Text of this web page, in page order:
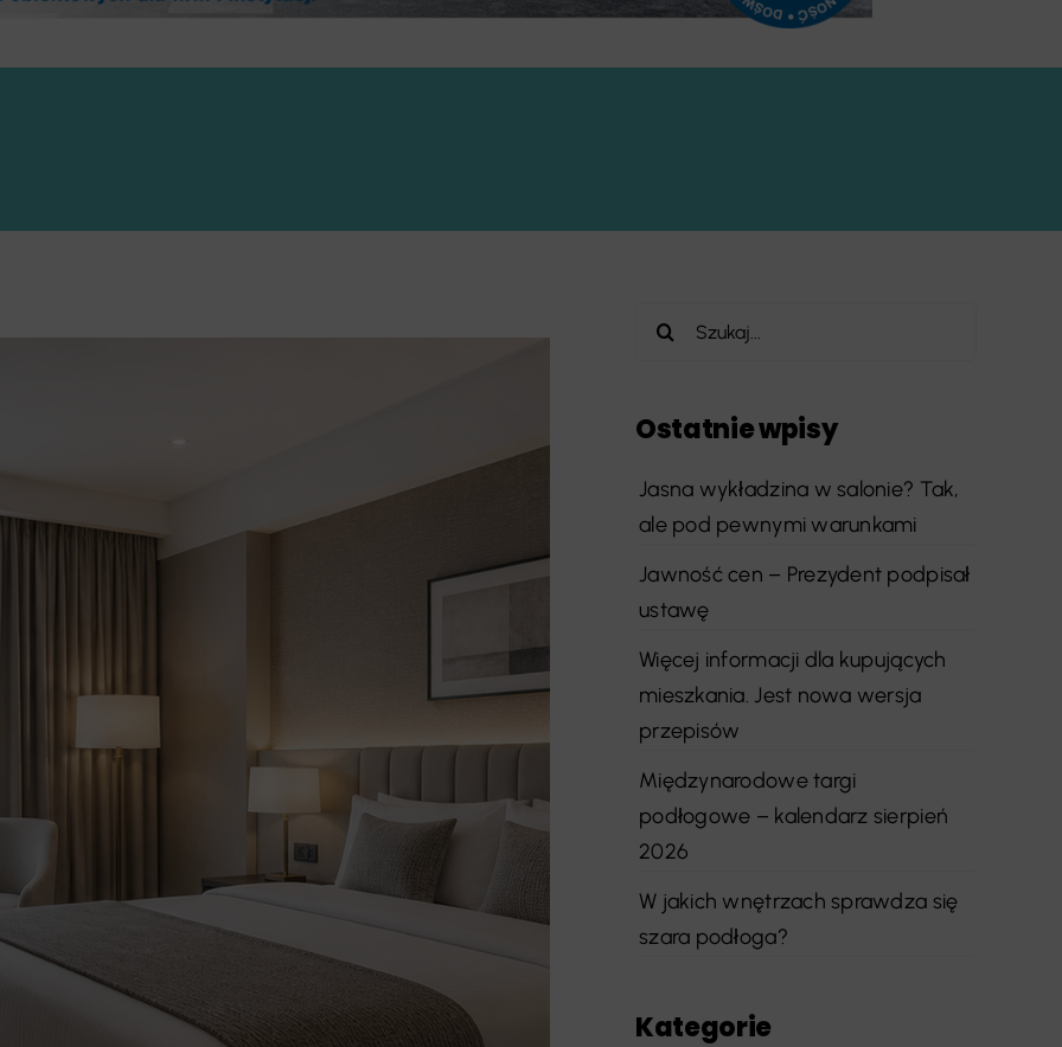
Szukaj
Ostatnie wpisy
Jasna wykładzina w salonie? Tak,
ale pod pewnymi warunkami
Jawność cen – Prezydent podpisał
ustawę
Więcej informacji dla kupujących
mieszkania. Jest nowa wersja
przepisów
Międzynarodowe targi
podłogowe – kalendarz sierpień
2026
W jakich wnętrzach sprawdza się
szara podłoga?
Kategorie